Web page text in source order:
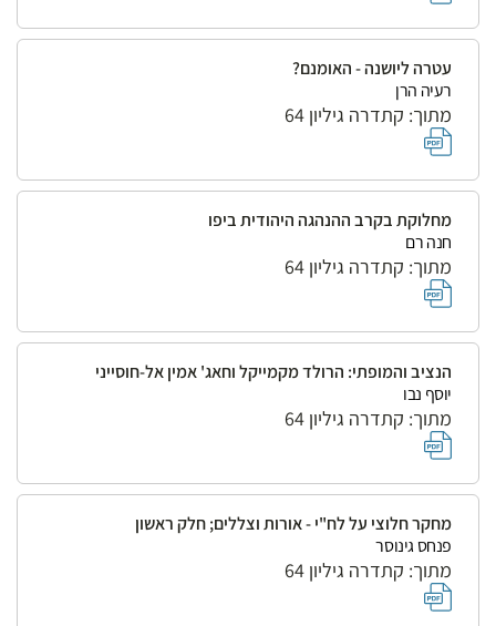
עטרה ליושנה - האומנם?
רעיה הרן
מתוך: קתדרה גיליון 64
מחלוקת בקרב ההנהגה היהודית ביפו
חנה רם
מתוך: קתדרה גיליון 64
הנציב והמופתי: הרולד מקמייקל וחאג' אמין אל-חוסייני
יוסף נבו
מתוך: קתדרה גיליון 64
מחקר חלוצי על לח"י - אורות וצללים; חלק ראשון
פנחס גינוסר
מתוך: קתדרה גיליון 64